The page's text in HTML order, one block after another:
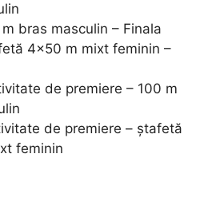
bras masculin – Finala
4×50 m mixt feminin –
de premiere – 100 m
de premiere – ştafetă
feminin